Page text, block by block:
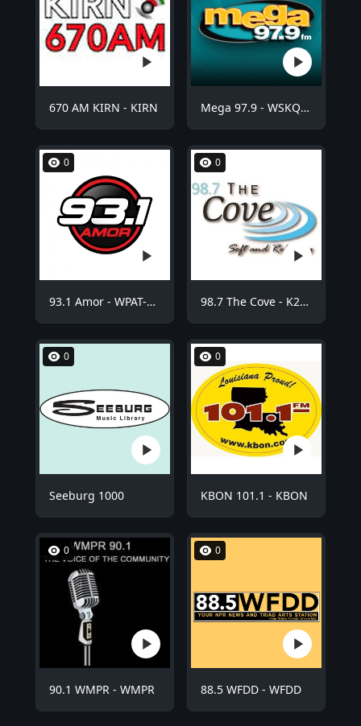
670 AM KIRN - KIRN Mega 97.9 - WSKQ-FM
0
93.1 Amor - WPAT-FM
0
98.7 The Cove - K254BE
0
Seeburg 1000
0
KBON 101.1 - KBON
0
90.1 WMPR - WMPR
0
88.5 WFDD - WFDD